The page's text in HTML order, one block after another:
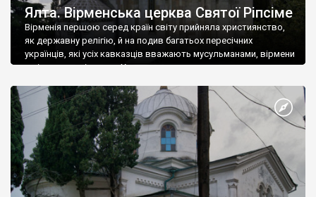
Ялта. Вірменська церква Святої Ріпсіме
Вірменія першою серед країн світу прийняла християнство,
як державну релігію, й на подив багатьох пересічних
українців, які усіх кавказців вважають мусульманами, вірмени
є відданими вірянами Христа